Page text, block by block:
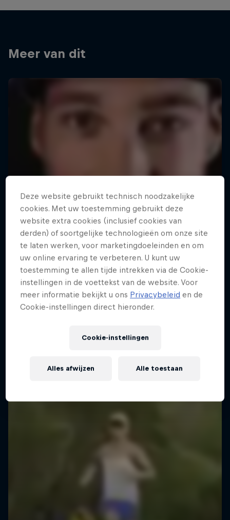
Meer van dit
Deze website gebruikt technisch noodzakelijke
cookies. Met uw toestemming gebruikt deze
website extra cookies (inclusief cookies van
derden) of soortgelijke technologieën om onze site
te laten werken, voor marketingdoeleinden en om
uw online ervaring te verbeteren. U kunt uw
toestemming te allen tijde intrekken via de Cookie-
instellingen in de voettekst van de website. Voor
meer informatie bekijkt u ons Privacybeleid en de
Cookie-instellingen direct hieronder.
Cookie-instellingen
Alles afwijzen Alle toestaan